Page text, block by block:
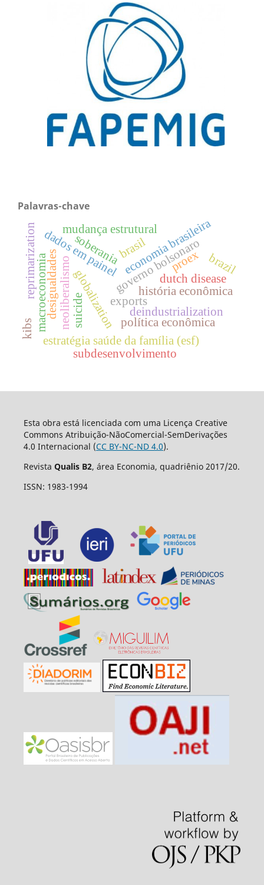
Palavras-chave
governo bolsonaro
história econômica
economia brasileira
deindustrialization
globalization
estratégia saúde da família (esf)
dados em painel
política econômica
neoliberalismo
desigualdades soberaniabrasil
macroeconomia
subdesenvolvimento
mudança estrutural
reprimarization dutch disease
brazil
suicide exports
proex
kibs
Esta obra está licenciada com uma Licença Creative
Commons Atribuição-NãoComercial-SemDerivações
4.0 Internacional (CC BY-NC-ND 4.0).
Revista Qualis B2, área Economia, quadriênio 2017/20.
ISSN: 1983-1994